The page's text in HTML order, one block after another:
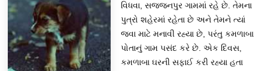
વિધવા, સજ્જનપુર ગામમાં રહે છે. તેમના
પુત્રો શહેરમાં રહેતા છે અને તેમને ત્યાં
જવા માટે મનાવી રહ્યા છે, પરંતુ કમળાબા
પોતાનું ગામ પસંદ કરે છે. એક દિવસ,
કમળાબા ઘરની સફાઈ કરી રહ્યા હતા